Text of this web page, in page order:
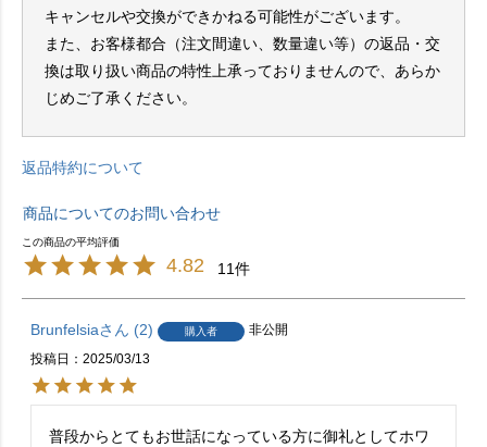
キャンセルや交換ができかねる可能性がございます。
また、お客様都合（注文間違い、数量違い等）の返品・交
換は取り扱い商品の特性上承っておりませんので、あらか
じめご了承ください。
返品特約について
商品についてのお問い合わせ
4.82 11
Brunfelsia 2 購入者
非公開
投稿日
2025/03/13
普段からとてもお世話になっている方に御礼としてホワ